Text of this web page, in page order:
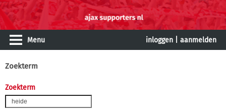
Menu inloggen aanmelden
Zoekterm
Zoekterm